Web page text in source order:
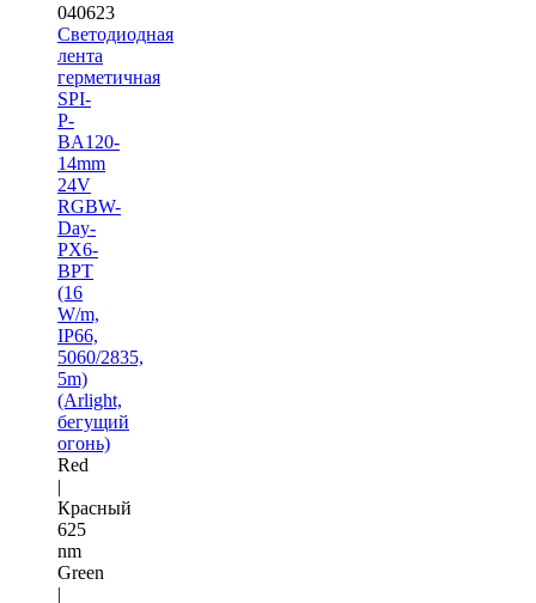
040623
Светодиодная
лента
герметичная
SPI-
P-
BA120-
14mm
24V
RGBW-
Day-
PX6-
BPT
(16
W/m,
IP66,
5060/2835,
5m)
(Arlight,
бегущий
огонь)
Red
|
Красный
625
nm
Green
|